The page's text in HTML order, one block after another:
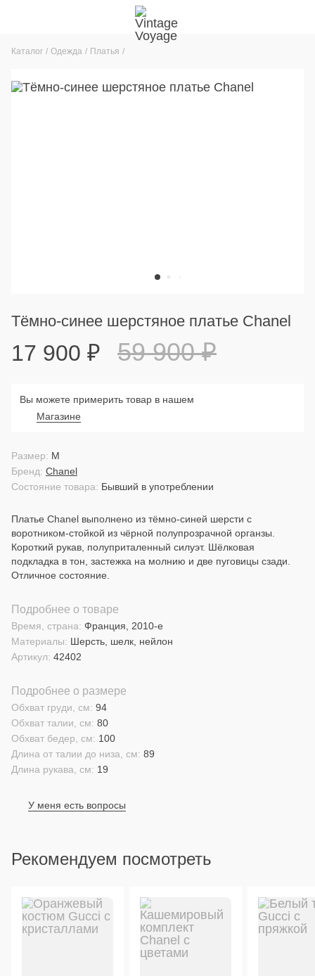
Каталог Одежда Платья
Тёмно-синее шерстяное платье Chanel
17 900 ₽ 59 900₽
Вы можете примерить товар в нашем
Магазине
Состояние товара: Бывший в употреблении
Бренд: Chanel
Размер: M
Платье Chanel выполнено из тёмно-синей шерсти с
воротником-стойкой из чёрной полупрозрачной органзы.
Короткий рукав, полуприталенный силуэт. Шёлковая
подкладка в тон, застежка на молнию и две пуговицы сзади.
Отличное состояние.
Подробнее о товаре
Материалы: Шерсть, шелк, нейлон
Время, страна: Франция, 2010-е
Артикул: 42402
Подробнее о размере
Длина рукава, см: 19
Длина от талии до низа, см: 89
Обхват бедер, см: 100
Обхват талии, см: 80
Обхват груди, см: 94
У меня есть вопросы
Рекомендуем посмотреть